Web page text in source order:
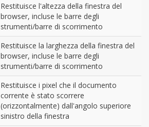
Restituisce l'altezza della finestra del
browser, incluse le barre degli
strumenti/barre di scorrimento
Restituisce la larghezza della finestra del
browser, incluse le barre degli
strumenti/barre di scorrimento
Restituisce i pixel che il documento
corrente è stato scorrere
(orizzontalmente) dall'angolo superiore
sinistro della finestra